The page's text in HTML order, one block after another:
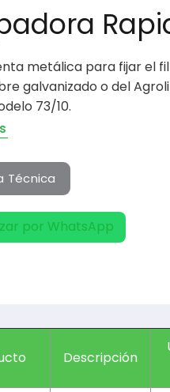
metálica para fijar el
galvanizado o del
73/10.
Técnica
por WhatsApp
Descripción